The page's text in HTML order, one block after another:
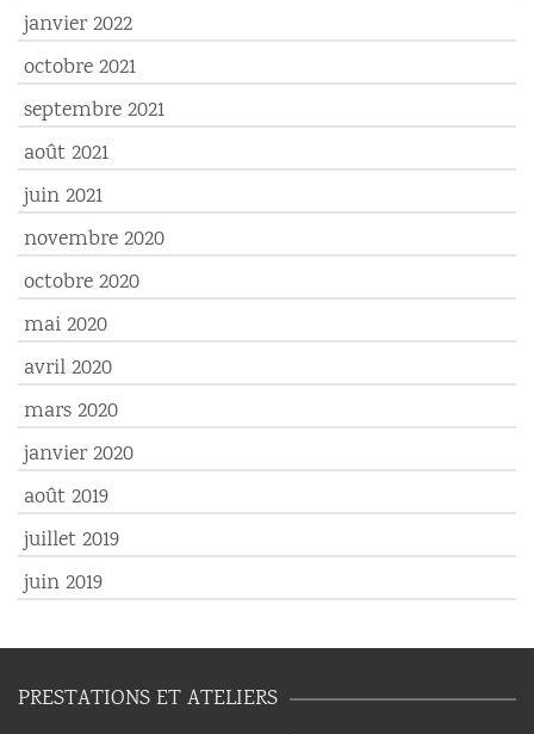
janvier 2022
octobre 2021
septembre 2021
août 2021
juin 2021
novembre 2020
octobre 2020
mai 2020
avril 2020
mars 2020
janvier 2020
août 2019
juillet 2019
juin 2019
PRESTATIONS ET ATELIERS